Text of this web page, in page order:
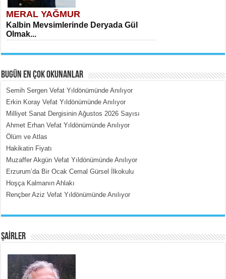
MERAL YAĞMUR
Kalbin Mevsimlerinde Deryada Gül
Olmak...
MEHMET ÇOBAN
İçerdeki Put Dışardaki Maskeler...
BUGÜN EN ÇOK OKUNANLAR
Semih Sergen Vefat Yıldönümünde Anılıyor
Erkin Koray Vefat Yıldönümünde Anılıyor
Milliyet Sanat Dergisinin Ağustos 2026 Sayısı
Ahmet Erhan Vefat Yıldönümünde Anılıyor
Ölüm ve Atlas
Hakikatin Fiyatı
Muzaffer Akgün Vefat Yıldönümünde Anılıyor
Erzurum’da Bir Ocak Cemal Gürsel İlkokulu
Hoşça Kalmanın Ahlakı
Rençber Aziz Vefat Yıldönümünde Anılıyor
ŞAİRLER